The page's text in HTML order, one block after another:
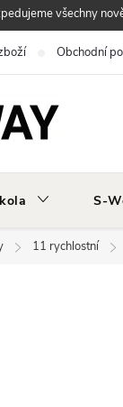
všechny
Obchodní
S-
11 rychlostní